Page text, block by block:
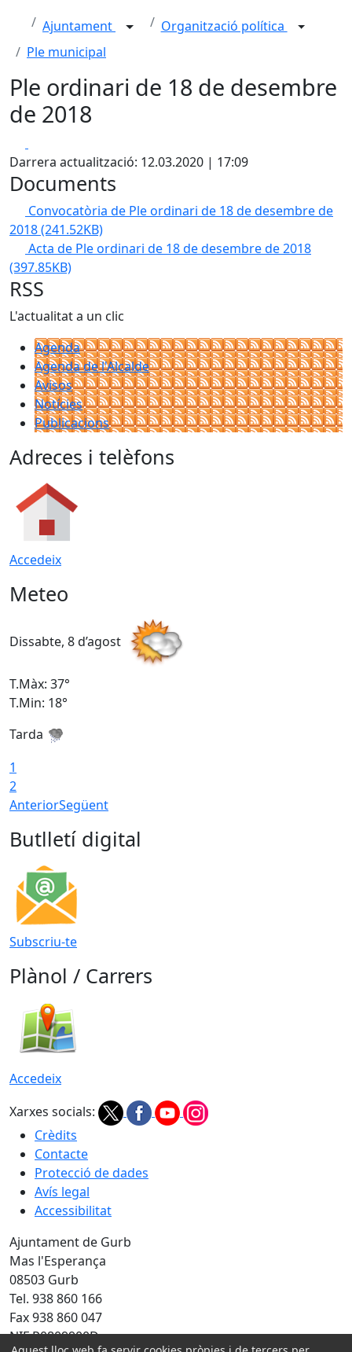
Ajuntament
Organització política
Ple municipal
Ple ordinari de 18 de desembre
de 2018
Darrera actualització: 12.03.2020 | 17:09
Documents
Convocatòria de Ple ordinari de 18 de desembre de
2018(241.52KB)
Acta de Ple ordinari de 18 de desembre de 2018
(397.85KB)
RSS
L'actualitat a un clic
Agenda
Agenda de l'Alcalde
Avisos
Notícies
Publicacions
Adreces i telèfons
Accedeix
Meteo
Dissabte, 8 d’agost
T.Màx: 37°
T.Min: 18°
Tarda
1
2
AnteriorSegüent
Butlletí digital
Subscriu-te
Plànol / Carrers
Accedeix
Xarxes socials:
Crèdits
Contacte
Protecció de dades
Avís legal
Accessibilitat
Ajuntament de Gurb
Mas l'Esperança
08503 Gurb
Tel. 938 860 166
Fax 938 860 047
NIF P0809900D